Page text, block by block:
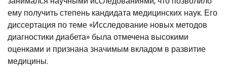
ему получить степень кандидата медицинских наук. Его
диссертация по теме «Исследование новых методов
диагностики диабета» была отмечена высокими
оценками и признана значимым вкладом в развитие
медицины.